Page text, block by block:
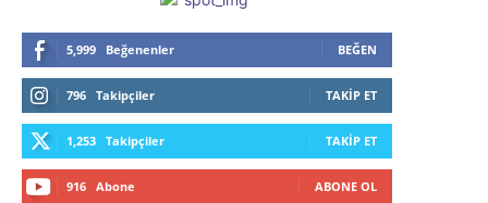
5,999 Beğenenler BEĞEN
796 Takipçiler TAKIP ET
1,253 Takipçiler TAKIP ET
916 Abone ABONE OL